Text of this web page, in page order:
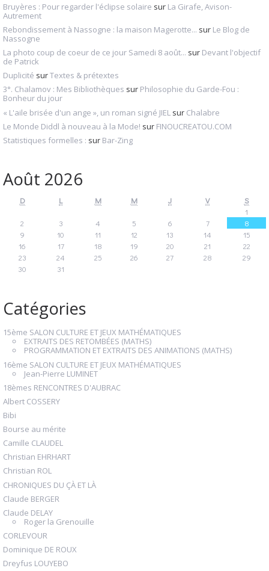
Bruyères : Pour regarder l'éclipse solaire sur La Girafe, Avison-
Autrement
Rebondissement à Nassogne : la maison Magerotte... sur Le Blog de
Nassogne
La photo coup de coeur de ce jour Samedi 8 août... sur Devant l'objectif
de Patrick
Duplicité surTextes & prétextes
3°. Chalamov : Mes Bibliothèques sur Philosophie du Garde-Fou :
Bonheur du jour
« L'aile brisée d'un ange », un roman signé JIEL sur Chalabre
Le Monde Diddl à nouveau à la Mode! sur FINOUCREATOU.COM
Statistiques formelles : sur Bar-Zing
Août 2026
D L M M J V
S
1
2
3 4 5 6 7
8
9
10 11 12 13 14
15
16
17 18 19 20 21
22
23
24 25 26 27 28
29
30
31
Catégories
15ème SALON CULTURE ET JEUX MATHÉMATIQUES
EXTRAITS DES RETOMBÉES (MATHS)
PROGRAMMATION ET EXTRAITS DES ANIMATIONS (MATHS)
16ème SALON CULTURE ET JEUX MATHÉMATIQUES
Jean-Pierre LUMINET
18èmes RENCONTRES D'AUBRAC
Albert COSSERY
Bibi
Bourse au mérite
Camille CLAUDEL
Christian EHRHART
Christian ROL
CHRONIQUES DU ÇÀ ET LÀ
Claude BERGER
Claude DELAY
Roger la Grenouille
CORLEVOUR
Dominique DE ROUX
Dreyfus LOUYEBO